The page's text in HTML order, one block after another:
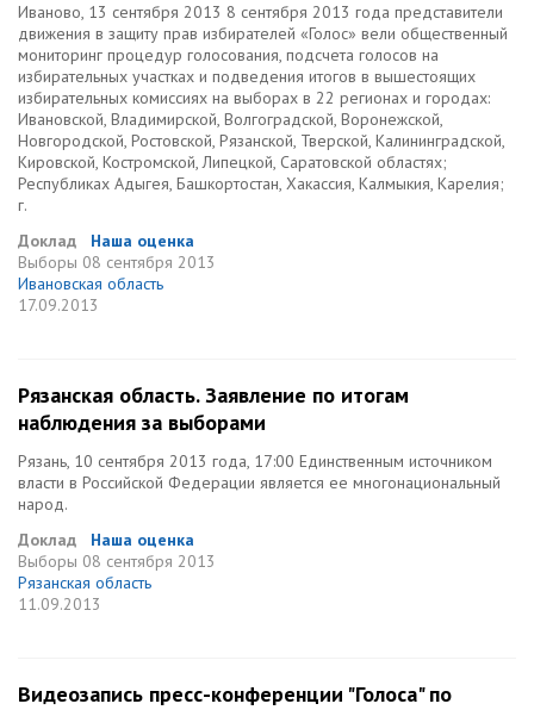
Иваново, 13 сентября 2013 8 сентября 2013 года представители
движения в защиту прав избирателей «Голос» вели общественный
мониторинг процедур голосования, подсчета голосов на
избирательных участках и подведения итогов в вышестоящих
избирательных комиссиях на выборах в 22 регионах и городах:
Ивановской, Владимирской, Волгоградской, Воронежской,
Новгородской, Ростовской, Рязанской, Тверской, Калининградской,
Кировской, Костромской, Липецкой, Саратовской областях;
Республиках Адыгея, Башкортостан, Хакассия, Калмыкия, Карелия;
г.
Доклад
Наша оценка
Выборы 08 сентября 2013
Ивановская область
17.09.2013
Рязанская область. Заявление по итогам
наблюдения за выборами
Рязань, 10 сентября 2013 года, 17:00 Единственным источником
власти в Российской Федерации является ее многонациональный
народ.
Доклад
Наша оценка
Выборы 08 сентября 2013
Рязанская область
11.09.2013
Видеозапись пресс-конференции "Голоса" по